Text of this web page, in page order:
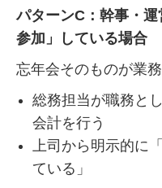
パターンC：幹事・
参加」している場合
忘年会そのものが業務
総務担当が職務と
会計を行う
上司から明示的に
ている」